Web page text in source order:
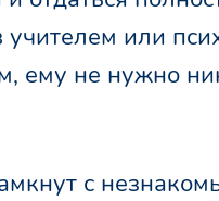
учителем или
ему не нужно
с